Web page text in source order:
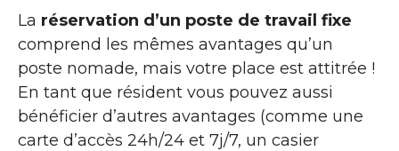
La réservation d’un poste de travail fixe
comprend les mêmes avantages qu’un
poste nomade, mais votre place est attitrée !
En tant que résident vous pouvez aussi
bénéficier d’autres avantages (comme une
carte d’accès 24h/24 et 7j/7, un casier